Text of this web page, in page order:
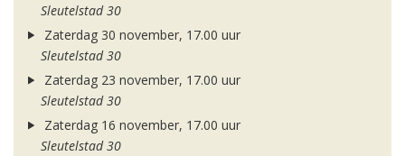
Sleutelstad 30
Zaterdag 30 november, 17.00 uur
Sleutelstad 30
Zaterdag 23 november, 17.00 uur
Sleutelstad 30
Zaterdag 16 november, 17.00 uur
Sleutelstad 30